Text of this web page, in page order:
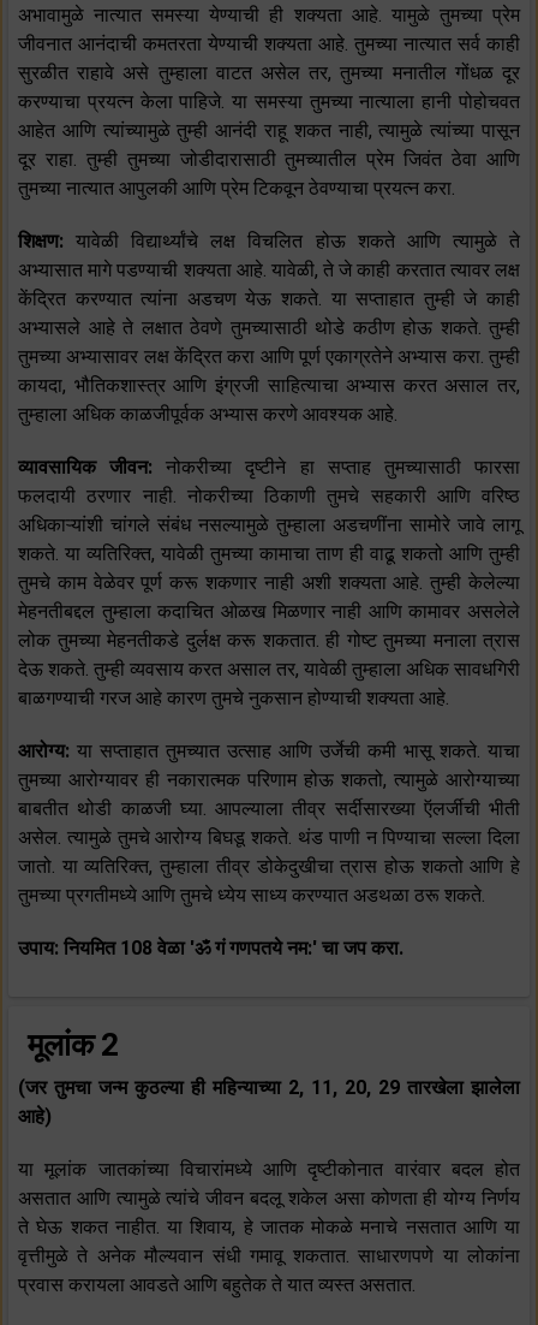
अभावामुळे नात्यात समस्या येण्याची ही शक्यता आहे. यामुळे तुमच्या प्रेम
जीवनात आनंदाची कमतरता येण्याची शक्यता आहे. तुमच्या नात्यात सर्व काही
सुरळीत राहावे असे तुम्हाला वाटत असेल तर, तुमच्या मनातील गोंधळ दूर
करण्याचा प्रयत्न केला पाहिजे. या समस्या तुमच्या नात्याला हानी पोहोचवत
आहेत आणि त्यांच्यामुळे तुम्ही आनंदी राहू शकत नाही, त्यामुळे त्यांच्या पासून
दूर राहा. तुम्ही तुमच्या जोडीदारासाठी तुमच्यातील प्रेम जिवंत ठेवा आणि
तुमच्या नात्यात आपुलकी आणि प्रेम टिकवून ठेवण्याचा प्रयत्न करा.
शिक्षण:यावेळी विद्यार्थ्यांचे लक्ष विचलित होऊ शकते आणि त्यामुळे ते
अभ्यासात मागे पडण्याची शक्यता आहे. यावेळी, ते जे काही करतात त्यावर लक्ष
केंद्रित करण्यात त्यांना अडचण येऊ शकते. या सप्ताहात तुम्ही जे काही
अभ्यासले आहे ते लक्षात ठेवणे तुमच्यासाठी थोडे कठीण होऊ शकते. तुम्ही
तुमच्या अभ्यासावर लक्ष केंद्रित करा आणि पूर्ण एकाग्रतेने अभ्यास करा. तुम्ही
कायदा, भौतिकशास्त्र आणि इंग्रजी साहित्याचा अभ्यास करत असाल तर,
तुम्हाला अधिक काळजीपूर्वक अभ्यास करणे आवश्यक आहे.
व्यावसायिक जीवन:नोकरीच्या दृष्टीने हा सप्ताह तुमच्यासाठी फारसा
फलदायी ठरणार नाही. नोकरीच्या ठिकाणी तुमचे सहकारी आणि वरिष्ठ
अधिकाऱ्यांशी चांगले संबंध नसल्यामुळे तुम्हाला अडचणींना सामोरे जावे लागू
शकते. या व्यतिरिक्त, यावेळी तुमच्या कामाचा ताण ही वाढू शकतो आणि तुम्ही
तुमचे काम वेळेवर पूर्ण करू शकणार नाही अशी शक्यता आहे. तुम्ही केलेल्या
मेहनतीबद्दल तुम्हाला कदाचित ओळख मिळणार नाही आणि कामावर असलेले
लोक तुमच्या मेहनतीकडे दुर्लक्ष करू शकतात. ही गोष्ट तुमच्या मनाला त्रास
देऊ शकते. तुम्ही व्यवसाय करत असाल तर, यावेळी तुम्हाला अधिक सावधगिरी
बाळगण्याची गरज आहे कारण तुमचे नुकसान होण्याची शक्यता आहे.
आरोग्य: या सप्ताहात तुमच्यात उत्साह आणि उर्जेची कमी भासू शकते. याचा
तुमच्या आरोग्यावर ही नकारात्मक परिणाम होऊ शकतो, त्यामुळे आरोग्याच्या
बाबतीत थोडी काळजी घ्या. आपल्याला तीव्र सर्दीसारख्या ऍलर्जीची भीती
असेल. त्यामुळे तुमचे आरोग्य बिघडू शकते. थंड पाणी न पिण्याचा सल्ला दिला
जातो. या व्यतिरिक्त, तुम्हाला तीव्र डोकेदुखीचा त्रास होऊ शकतो आणि हे
तुमच्या प्रगतीमध्ये आणि तुमचे ध्येय साध्य करण्यात अडथळा ठरू शकते.
उपाय: नियमित 108 वेळा 'ॐ गं गणपतये नम:' चा जप करा.
मूलांक 2
(जर तुमचा जन्म कुठल्या ही महिन्याच्या 2, 11, 20, 29 तारखेला झालेला
आहे)
या मूलांक जातकांच्या विचारांमध्ये आणि दृष्टीकोनात वारंवार बदल होत
असतात आणि त्यामुळे त्यांचे जीवन बदलू शकेल असा कोणता ही योग्य निर्णय
ते घेऊ शकत नाहीत. या शिवाय, हे जातक मोकळे मनाचे नसतात आणि या
वृत्तीमुळे ते अनेक मौल्यवान संधी गमावू शकतात. साधारणपणे या लोकांना
प्रवास करायला आवडते आणि बहुतेक ते यात व्यस्त असतात.